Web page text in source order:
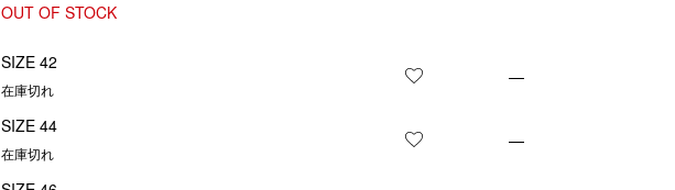
OUT OF STOCK
SIZE 42
在庫切れ お気に入りに登録する
—
SIZE 44
在庫切れ お気に入りに登録する
—